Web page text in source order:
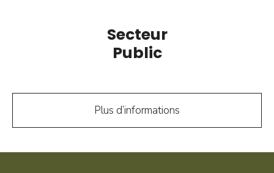
Secteur
Public
Plus d’informations